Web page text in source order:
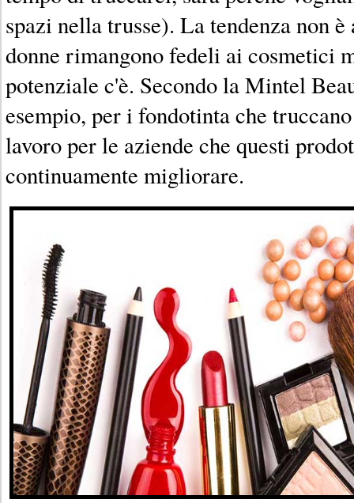
spazi nella trusse). La tendenza non
donne rimangono fedeli ai cosmetici
potenziale c'è. Secondo la Mintel
esempio, per i fondotinta che
lavoro per le aziende che questi
continuamente migliorare.